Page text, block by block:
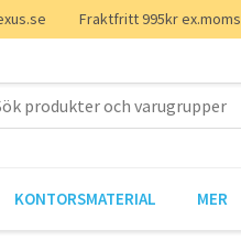
Fraktfritt 995kr ex.moms
KONTORSMATERIAL MER